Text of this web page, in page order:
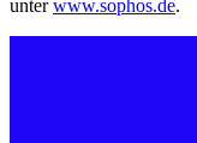
unterwww.sophos.de.